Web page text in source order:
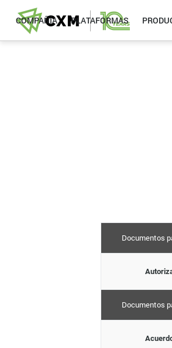
COMPAÑÍA PLATAFORMAS
Documentos
Documentos